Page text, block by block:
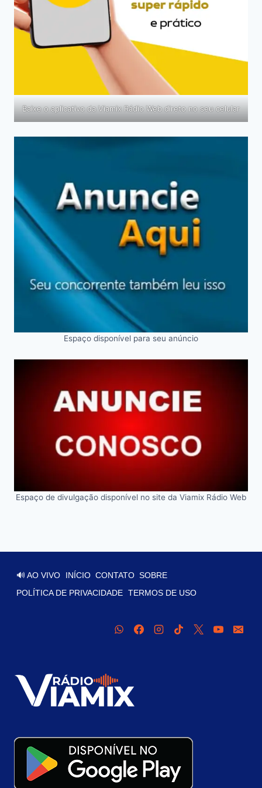
Baixe o aplicativo da Viamix Rádio Web direto no seu celular
Espaço disponível para seu anúncio
Espaço de divulgação disponível no site da Viamix Rádio Web
🔊 AO VIVO INÍCIO CONTATO SOBRE
POLÍTICA DE PRIVACIDADE TERMOS DE USO